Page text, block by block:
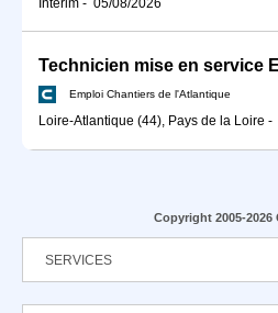
Emploi Chantiers de l'Atlantique
Loire-Atlantique (44), Pays de la Loire -
Copyright 2005-2026
SERVICES